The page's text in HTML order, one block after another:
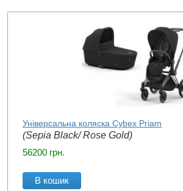
Універсальна коляска Cybex Priam
(Sepia Black/ Rose Gold)
56200 грн.
В кошик